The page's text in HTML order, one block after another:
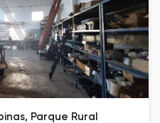
Parque Rural